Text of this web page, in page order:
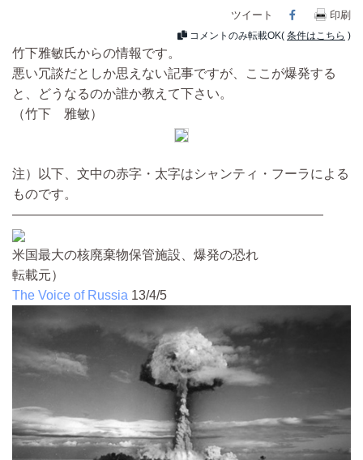
ツイート Facebook
印刷
コメントのみ転載OK( 条件はこちら )
竹下雅敏氏からの情報です。
悪い冗談だとしか思えない記事ですが、ここが爆発する
と、どうなるのか誰か教えて下さい。
（竹下 雅敏）
注）以下、文中の赤字・太字はシャンティ・フーラによる
ものです。
————————————————————————
米国最大の核廃棄物保管施設、爆発の恐れ
転載元）
The Voice of Russia 13/4/5